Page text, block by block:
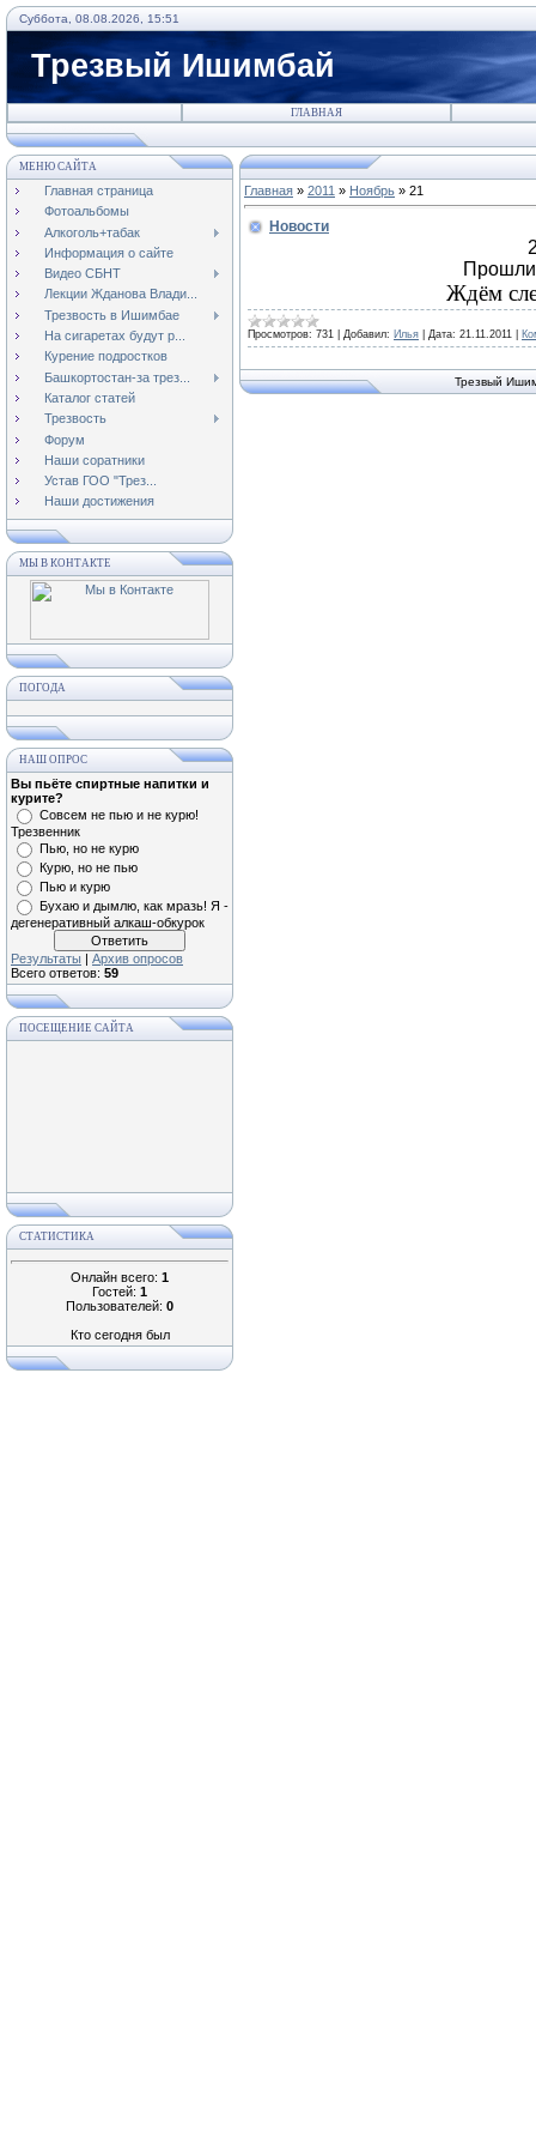
Суббота, 08.08.2026, 15:51
Трезвый Ишимбай
ГЛАВНАЯ
МЕНЮ САЙТА
Главная страница
Фотоальбомы
Алкоголь+табак
Информация о сайте
Видео СБНТ
Лекции Жданова Влади...
Трезвость в Ишимбае
На сигаретах будут р...
Курение подростков
Башкортостан-за трез...
Каталог статей
Трезвость
Форум
Наши соратники
Устав ГОО "Трез...
Наши достижения
МЫ В КОНТАКТЕ
ПОГОДА
НАШ ОПРОС
Вы пьёте спиртные напитки и
курите?
Совсем не пью и не курю!
Трезвенник
Пью, но не курю
Курю, но не пью
Пью и курю
Бухаю и дымлю, как мразь! Я -
дегенеративный алкаш-обкурок
Результаты | Архив опросов
Всего ответов: 59
ПОСЕЩЕНИЕ САЙТА
СТАТИСТИКА
Онлайн всего: 1
Гостей: 1
Пользователей: 0
Кто сегодня был
Главная » 2011 » Ноябрь » 21
Новости
Прошли
Ждём
Просмотров: 731 Добавил: Илья Дата: 21.11.2011
Трезвый